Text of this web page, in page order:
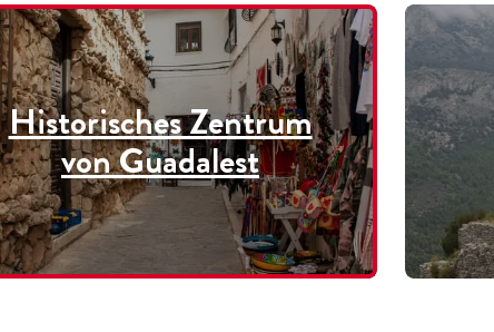
Historisches Zentrum
von Guadalest